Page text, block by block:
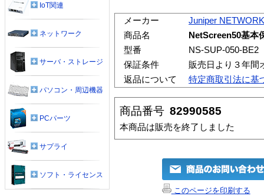
メーカー
Juniper
商品名
NetScreen50基本
型番
NS-SUP-050-BE2
保証条件
販売日より３年間
返品について
特定商取引法に基
商品番号 82990585
本商品は販売を終了しました
このページを印刷する
IoT関連
ネットワーク
サーバ・ストレージ
パソコン・周辺機器
PCパーツ
サプライ
ソフト・ライセンス